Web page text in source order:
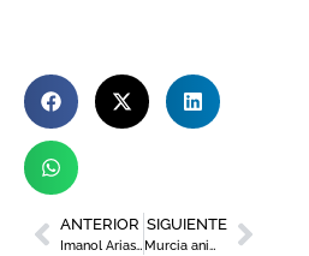
ANTERIOR
Imanol Arias, pregonero de lujo para la 64º edición del Cante de las Minas
SIGUIENTE
Murcia anima a sus ciudadanos a convertirse en embajadores del 1200 aniversario